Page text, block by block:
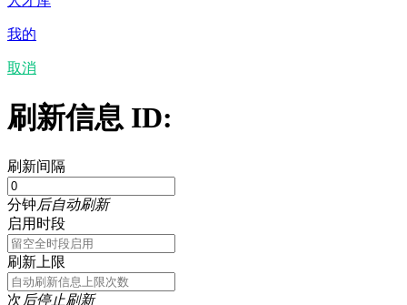
刷新信息 ID:
刷新间隔
分钟 后自动刷新
启用时段
刷新上限